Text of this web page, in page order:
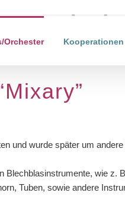
Orchester Kooperationen
und wurde später um
Blechblasinstrumente, wie z.
Tuben, sowie andere